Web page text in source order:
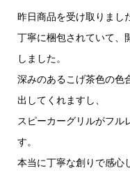
昨日商品を受け取りまし
丁寧に梱包されていて、
しました。
深みのあるこげ茶色の色
出してくれますし、
スピーカーグリルがフル
す。
本当に丁寧な創りで感心